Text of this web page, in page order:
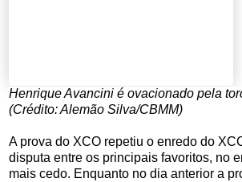
Henrique Avancini é ovacionado pela
(Crédito: Alemão Silva/CBMM)
A prova do XCO repetiu o enredo do
disputa entre os principais favoritos, no
mais cedo. Enquanto no dia anterior a